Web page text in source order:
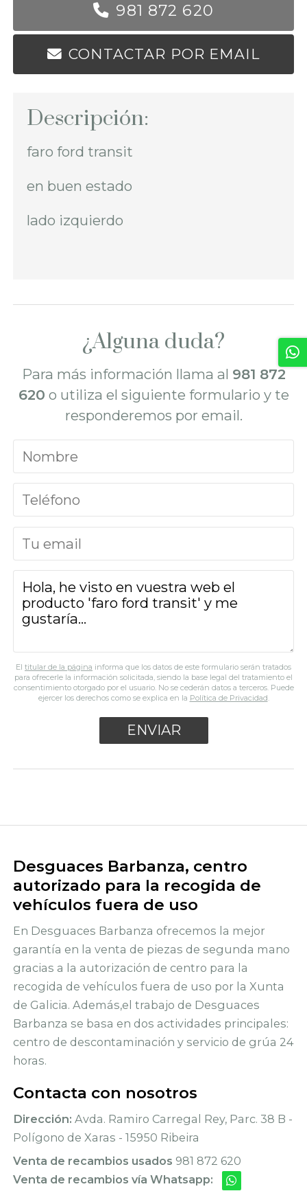
981 872 620
CONTACTAR POR EMAIL
Descripción:
faro ford transit
en buen estado
lado izquierdo
¿Alguna duda?
Para más información llama al 981 872
620 o utiliza el siguiente formulario y te
responderemos por email.
El titular de la página informa que los datos de este formulario serán tratados
para ofrecerle la información solicitada, siendo la base legal del tratamiento el
consentimiento otorgado por el usuario. No se cederán datos a terceros. Puede
ejercer los derechos como se explica en la Política de Privacidad.
Desguaces Barbanza, centro
autorizado para la recogida de
vehículos fuera de uso
En Desguaces Barbanza ofrecemos la mejor
garantía en la venta de piezas de segunda mano
gracias a la autorización de centro para la
recogida de vehículos fuera de uso por la Xunta
de Galicia. Además,el trabajo de Desguaces
Barbanza se basa en dos actividades principales:
centro de descontaminación y servicio de grúa 24
horas.
Contacta con nosotros
Dirección: Avda. Ramiro Carregal Rey, Parc. 38 B -
Polígono de Xaras - 15950 Ribeira
Venta de recambios usados 981 872 620
Venta de recambios vía Whatsapp: